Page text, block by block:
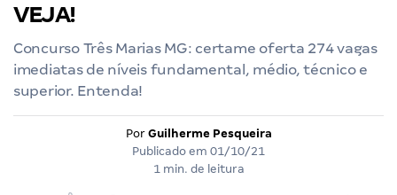
VEJA!
Concurso Três Marias MG: certame oferta 274 vagas
imediatas de níveis fundamental, médio, técnico e
superior. Entenda!
Por Guilherme Pesqueira
Publicado em 01/10/21
1 min. de leitura